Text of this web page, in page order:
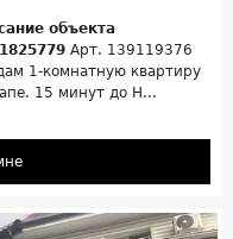
объекта
Арт. 139119376
1-комнатную квартиру
15 минут до Н...